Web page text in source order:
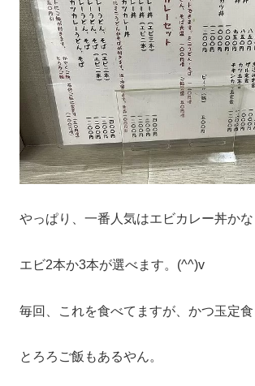
やっぱり、一番人気はエビカレー丼かな
エビ2本か3本が選べます。(^^)v
毎回、これを食べてますが、かつ玉定食
とろろご飯もあるやん。